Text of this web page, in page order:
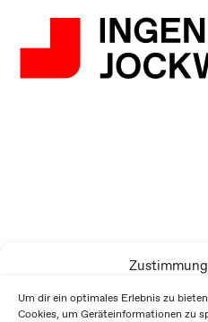
Um dir ein optimales Erlebnis zu
Cookies, um Geräteinformationen zu